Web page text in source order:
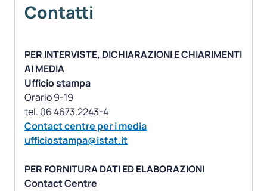
Contatti
PER INTERVISTE, DICHIARAZIONI E CHIARIMENTI
AI MEDIA
Ufficio stampa
Orario 9-19
Contact centre per i media
ufficiostampa@istat.it
PER FORNITURA DATI ED ELABORAZIONI
Contact Centre